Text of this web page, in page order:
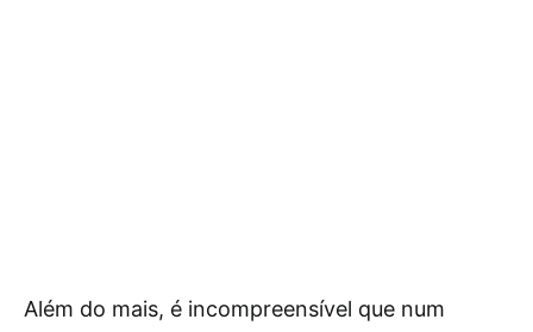
Além do mais, é incompreensível que num